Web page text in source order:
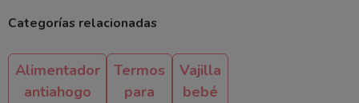
Categorías relacionadas
Alimentador
antiahogo
Termos
para
Vajilla
bebé